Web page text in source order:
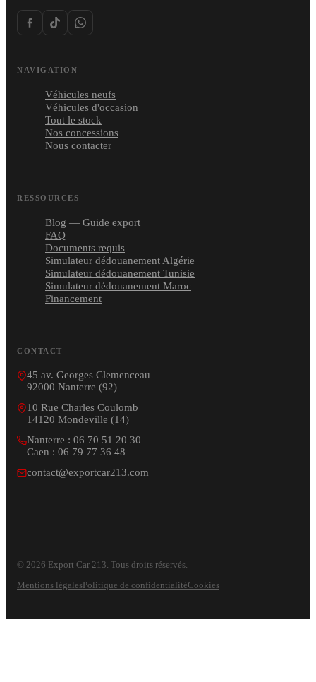
NAVIGATION
Véhicules neufs
Véhicules d'occasion
Tout le stock
Nos concessions
Nous contacter
RESSOURCES
Blog — Guide export
FAQ
Documents requis
Simulateur dédouanement Algérie
Simulateur dédouanement Tunisie
Simulateur dédouanement Maroc
Financement
CONTACT
45 av. Georges Clemenceau
92000 Nanterre (92)
10 Rue Charles Coulomb
14120 Mondeville (14)
Nanterre : 06 70 51 20 30
Caen : 06 79 77 36 48
contact@exportcar213.com
© 2026 Export Car 213. Tous droits réservés.
Mentions légalesPolitique de confidentialitéCookies